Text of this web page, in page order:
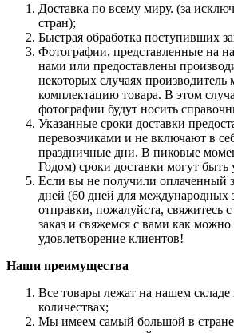
Доставка по всему миру. (за
стран);
Быстрая обработка поступивших
Фотографии, представленные на
нами или предоставлены
некоторых случаях производитель
комплектацию товара. В этом
фотографии будут носить
Указанные сроки доставки
перевозчиками и не включают в
праздничные дни. В пиковые
Годом) сроки доставки могут быть
Если вы не получили оплаченный
дней (60 дней для международных
отправки, пожалуйста, свяжитесь
заказ и свяжемся с вами как
удовлетворение клиентов!
Наши преимущества
Все товары лежат на нашем складе
количествах;
Мы имеем самый большой в